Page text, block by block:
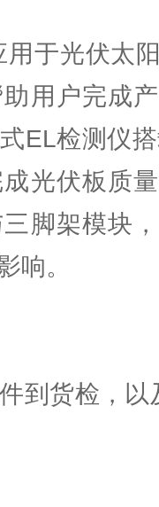
于光伏太
用户完成
EL检测仪
光伏板质
脚架模块
响。
到货检，